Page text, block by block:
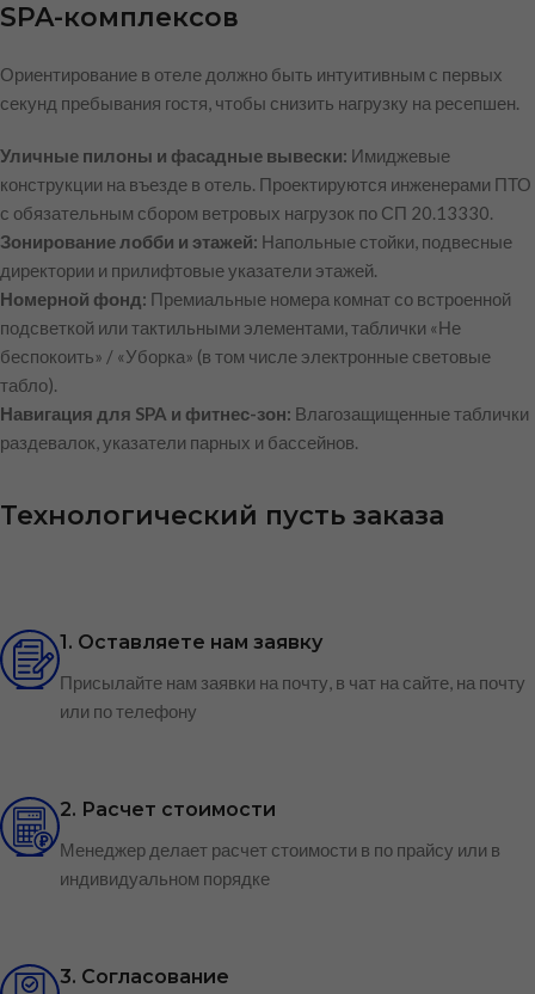
SPA-комплексов
Ориентирование в отеле должно быть интуитивным с первых
секунд пребывания гостя, чтобы снизить нагрузку на ресепшен.
Уличные пилоны и фасадные вывески: Имиджевые
конструкции на въезде в отель. Проектируются инженерами ПТО
с обязательным сбором ветровых нагрузок по СП 20.13330.
Зонирование лобби и этажей: Напольные стойки, подвесные
директории и прилифтовые указатели этажей.
Номерной фонд: Премиальные номера комнат со встроенной
подсветкой или тактильными элементами, таблички «Не
беспокоить» / «Уборка» (в том числе электронные световые
табло).
Навигация для SPA и фитнес-зон: Влагозащищенные таблички
раздевалок, указатели парных и бассейнов.
Технологический пусть заказа
1. Оставляете нам заявку
Присылайте нам заявки на почту, в чат на сайте, на почту
или по телефону
2. Расчет стоимости
Менеджер делает расчет стоимости в по прайсу или в
индивидуальном порядке
3. Согласование